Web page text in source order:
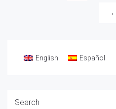
→
English Español
Search